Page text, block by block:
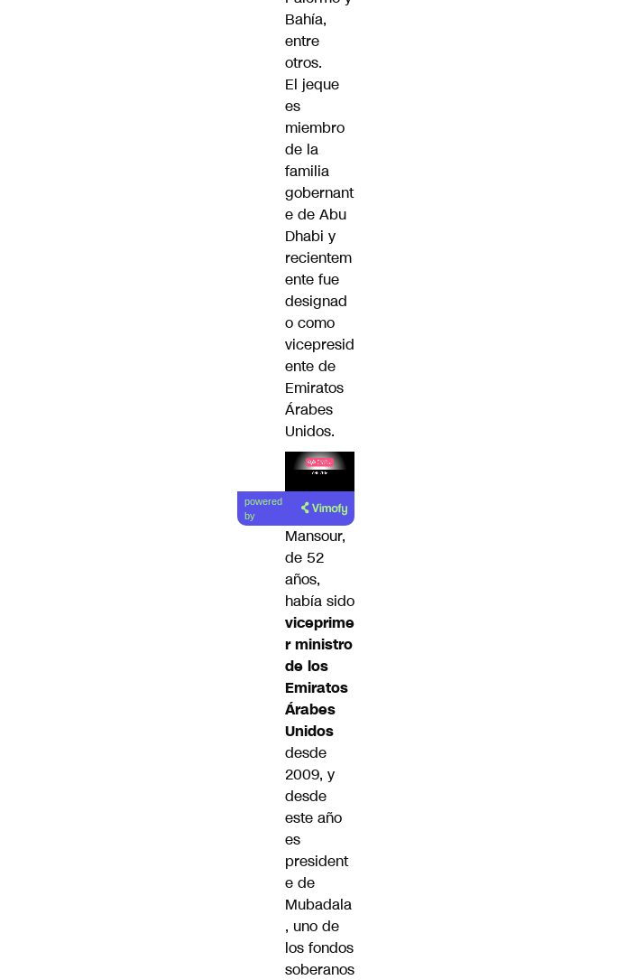
Bahía,
entre
otros.
El jeque
es
miembro
de la
familia
gobernant
e de Abu
Dhabi y
recientem
ente fue
designad
o como
vicepresid
ente de
Emiratos
Árabes
Unidos.
Lea el
artículo
powered
by
Mansour,
de 52
años,
había sido
viceprime
r ministro
de los
Emiratos
Árabes
Unidos
desde
2009, y
desde
este año
es
president
e de
Mubadala
, uno de
los fondos
soberanos